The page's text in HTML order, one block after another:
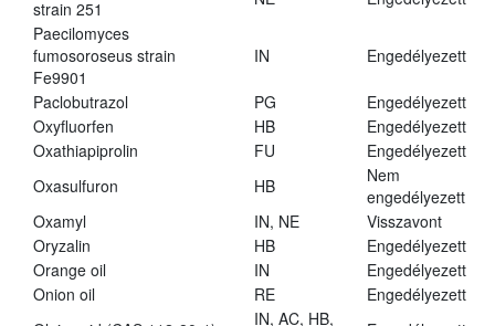
strain 251
Paecilomyces
fumosoroseus strain
Fe9901
IN Engedélyezett
Paclobutrazol PG
Engedélyezett
Oxyfluorfen
HB
Engedélyezett
Oxathiapiprolin
FU
Engedélyezett
Oxasulfuron
HB
Nem
engedélyezett
Oxamyl
IN, NE
Visszavont
Oryzalin
HB
Engedélyezett
Orange oil
IN
Engedélyezett
Onion oil
RE
Engedélyezett
IN, AC, HB,